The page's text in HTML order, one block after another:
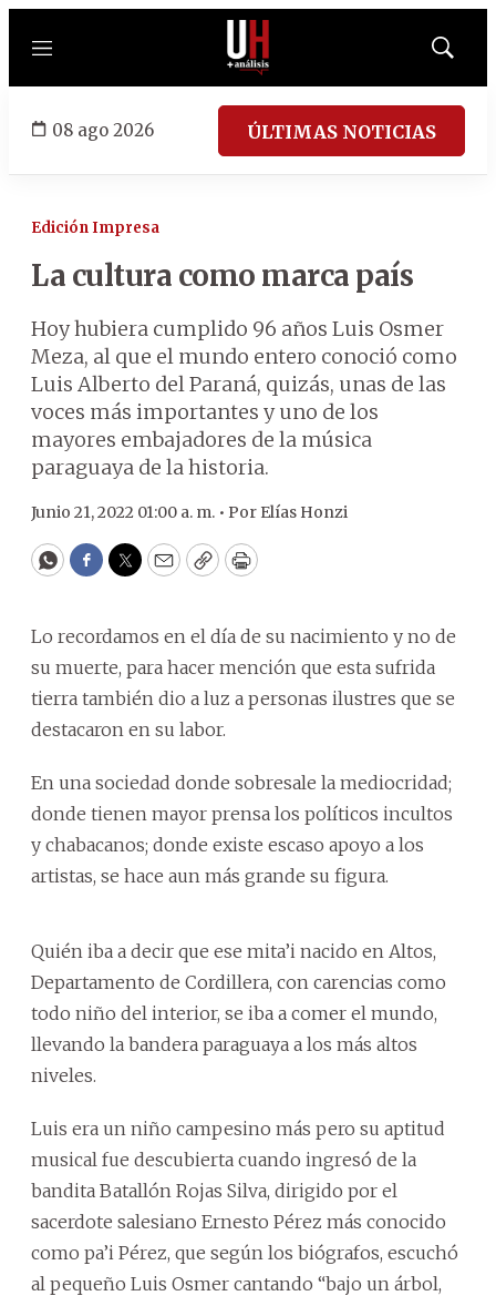
Menú
Mostrar
08 ago 2026 ÚLTIMAS NOTICIAS
Edición Impresa
La cultura como marca país
Hoy hubiera cumplido 96 años Luis Osmer
Meza, al que el mundo entero conoció como
Luis Alberto del Paraná, quizás, unas de las
voces más importantes y uno de los
mayores embajadores de la música
paraguaya de la historia.
Junio 21, 2022 01:00 a. m. • Por Elías Honzi
WhatsApp
Facebook
Twitter
EmailCopyPrint
Lo recordamos en el día de su nacimiento y no de
su muerte, para hacer mención que esta sufrida
tierra también dio a luz a personas ilustres que se
destacaron en su labor.
En una sociedad donde sobresale la mediocridad;
donde tienen mayor prensa los políticos incultos
y chabacanos; donde existe escaso apoyo a los
artistas, se hace aun más grande su figura.
Quién iba a decir que ese mita’i nacido en Altos,
Departamento de Cordillera, con carencias como
todo niño del interior, se iba a comer el mundo,
llevando la bandera paraguaya a los más altos
niveles.
Luis era un niño campesino más pero su aptitud
musical fue descubierta cuando ingresó de la
bandita Batallón Rojas Silva, dirigido por el
sacerdote salesiano Ernesto Pérez más conocido
como pa’i Pérez, que según los biógrafos, escuchó
al pequeño Luis Osmer cantando “bajo un árbol,